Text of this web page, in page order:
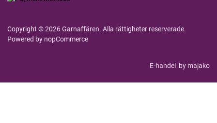
Copyright © 2026 Garnaffären. Alla rättigheter reserverade.
Powered by nopCommerce
E-handel by majako